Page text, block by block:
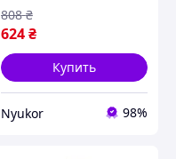
624₴
808 ₴
Купить
Nyukor 98%